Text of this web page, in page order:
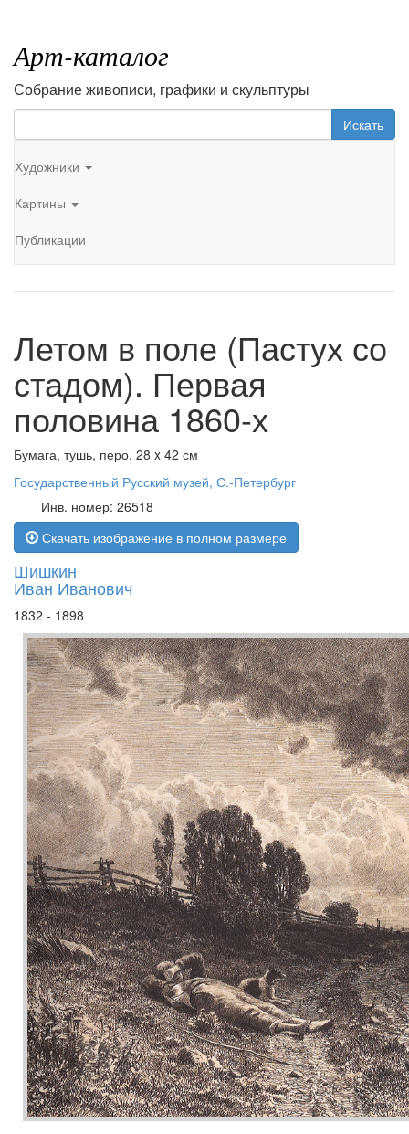
Арт-каталог
Собрание живописи, графики и скульптуры
Искать
Художники
Картины
Публикации
Летом в поле (Пастух со
стадом). Первая
половина 1860-х
Бумага, тушь, перо. 28 x 42 см
Государственный Русский музей, С.-Петербург
Инв. номер: 26518
Скачать изображение в полном размере
Шишкин
Иван Иванович
1832 - 1898